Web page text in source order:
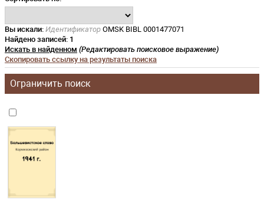
Вы искали: Идентификатор OMSK BIBL 0001477071
Найдено записей: 1
Искать в найденном (Редактировать поисковое выражение)
Скопировать ссылку на результаты поиска
Ограничить поиск